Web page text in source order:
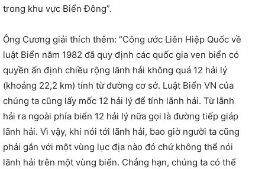
trong khu vực Biển Đông”.
Ông Cương giải thích thêm: “Công ước Liên Hiệp Quốc về
luật Biển năm 1982 đã quy định các quốc gia ven biển có
quyền ấn định chiều rộng lãnh hải không quá 12 hải lý
(khoảng 22,2 km) tính từ đường cơ sở. Luật Biển VN của
chúng ta cũng lấy mốc 12 hải lý để tính lãnh hải. Từ lãnh
hải ra ngoài phía biển 12 hải lý nữa gọi là đường tiếp giáp
lãnh hải. Vì vậy, khi nói tới lãnh hải, bao giờ người ta cũng
phải gắn với một vùng lục địa nào đó chứ không thể nói
lãnh hải trên một vùng biển. Chẳng hạn, chúng ta có thể